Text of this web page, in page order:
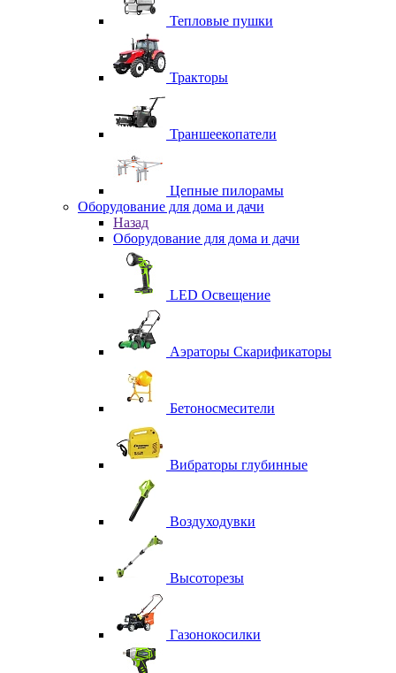
Тепловые пушки
Тракторы
Траншеекопатели
Цепные пилорамы
Оборудование для дома и дачи
Назад
Оборудование для дома и дачи
LED Освещение
Аэраторы Скарификаторы
Бетоносмесители
Вибраторы глубинные
Воздуходувки
Высоторезы
Газонокосилки